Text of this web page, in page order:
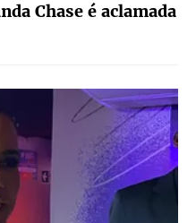
Chase é aclamada